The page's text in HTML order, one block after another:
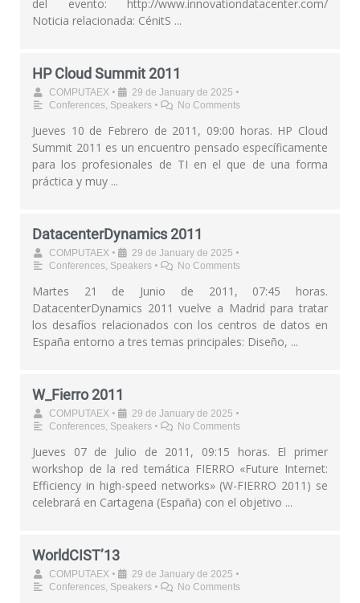
del evento: http://www.innovationdatacenter.com/
Noticia relacionada: CénitS ...
HP Cloud Summit 2011
COMPUTAEX • 29 de January de 2025 •
Conferences Speakers • No Comments
Jueves 10 de Febrero de 2011, 09:00 horas. HP Cloud
Summit 2011 es un encuentro pensado específicamente
para los profesionales de TI en el que de una forma
práctica y muy ...
DatacenterDynamics 2011
COMPUTAEX • 29 de January de 2025 •
Conferences Speakers • No Comments
Martes 21 de Junio de 2011, 07:45 horas.
DatacenterDynamics 2011 vuelve a Madrid para tratar
los desafíos relacionados con los centros de datos en
España entorno a tres temas principales: Diseño, ...
W_Fierro 2011
COMPUTAEX • 29 de January de 2025 •
Conferences Speakers • No Comments
Jueves 07 de Julio de 2011, 09:15 horas. El primer
workshop de la red temática FIERRO «Future Internet:
Efficiency in high-speed networks» (W-FIERRO 2011) se
celebrará en Cartagena (España) con el objetivo ...
WorldCIST’13
COMPUTAEX • 29 de January de 2025 •
Conferences Speakers • No Comments